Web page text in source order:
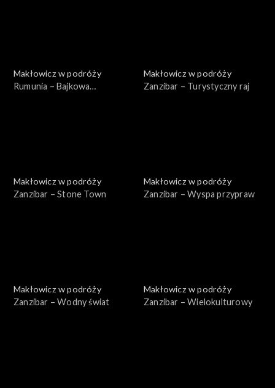
Makłowicz w podróży
Rumunia – Bajkowa
Makłowicz w podróży
Zanzibar – Turystyczny raj
Makłowicz w podróży
Zanzibar – Stone Town
Makłowicz w podróży
Zanzibar – Wyspa przypraw
Makłowicz w podróży
Zanzibar – Wodny świat
Makłowicz w podróży
Zanzibar – Wielokulturowy